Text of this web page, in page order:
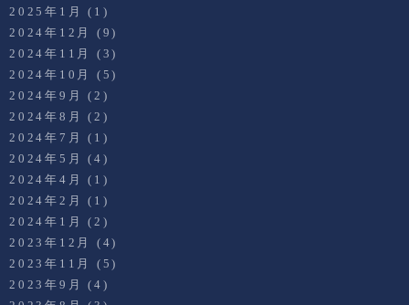
2025年1月
(1)
2024年12月
(9)
2024年11月
(3)
2024年10月
(5)
2024年9月
(2)
2024年8月
(2)
2024年7月
(1)
2024年5月
(4)
2024年4月
(1)
2024年2月
(1)
2024年1月
(2)
2023年12月
(4)
2023年11月
(5)
2023年9月
(4)